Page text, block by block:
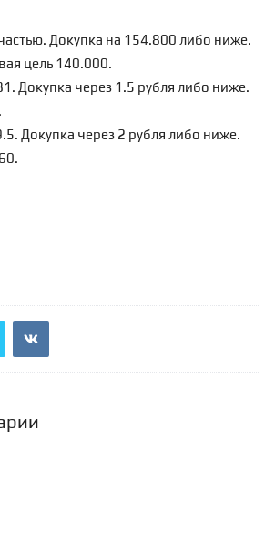
Докупка на 154.800 либо ниже.
цель 140.000.
Докупка через 1.5 рубля либо ниже.
Докупка через 2 рубля либо ниже.